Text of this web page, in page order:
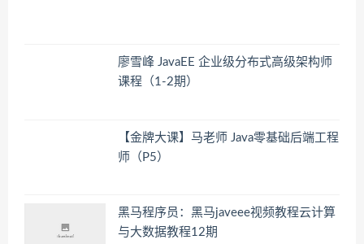
廖雪峰 JavaEE 企业级分布式高级架构师
课程（1-2期）
【金牌大课】马老师 Java零基础后端工程
师（P5）
黑马程序员：黑马javeee视频教程云计算
与大数据教程12期